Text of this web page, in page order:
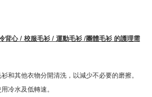
背心 / 校服毛衫 / 運動毛衫 /團體毛衫 的護理需
和其他衣物分開清洗，以減少不必要的磨擦。
冷水及低轉速。